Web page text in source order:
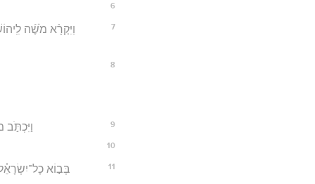
6
7
וַיִּקְרָ֨א מֹשֶׁ֜ה
8
9 וַיִּכְתֹּ֣ב
10
11 בְּב֣וֹא